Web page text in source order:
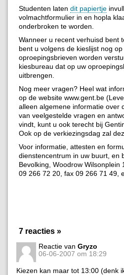
Studenten laten dit papiertje
volmachtformulier in en hopla
onderbroken te worden.
Wanneer u recent verhuisd bent
bent u volgens de kieslijst nog
oproepingsbrieven worden
kiesbureau dat op uw
uitbrengen.
Nog meer vragen? Heel wat
op de website www.gent.be
alleen algemene informatie over
van veelgestelde vragen en
vindt, kunt u ook terecht bij
Ook op de verkiezingsdag zal
Voor informatie, attesten en
dienstencentrum in uw buurt, en
Bevolking, Woodrow
09 266 72 20, fax 09 266 71 49,
7 reacties »
Reactie van Gryzo
06-06-2007 om 18:29
Kiezen kan maar tot 13:00 (denk